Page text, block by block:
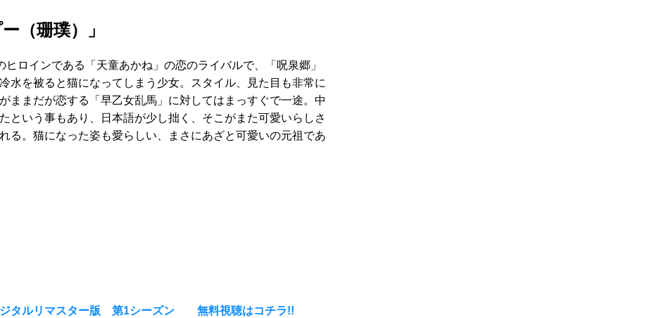
（珊璞）」
ヒロインである「天童あかね」の恋のライバルで、「呪泉郷」
水を被ると猫になってしまう少女。スタイル、見た目も非常に
ままだが恋する「早乙女乱馬」に対してはまっすぐで一途。中
という事もあり、日本語が少し拙く、そこがまた可愛いらしさ
る。猫になった姿も愛らしい、まさにあざと可愛いの元祖であ
タルリマスター版 第1シーズン 無料視聴はコチラ!!